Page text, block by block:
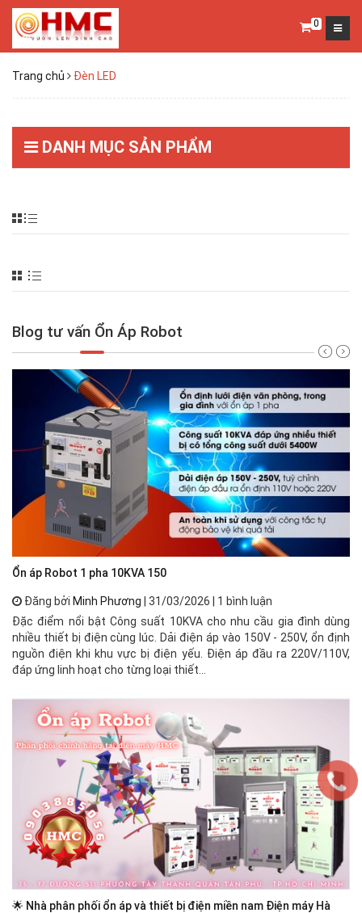
0
Trang chủ Đèn LED
DANH MỤC SẢN PHẨM
Blog tư vấn Ổn Áp Robot
Ổn áp Robot 1 pha 10KVA 150
Đăng bởi Minh Phương | 31/03/2026 | 1 bình luận
Đặc điểm nổi bật Công suất 10KVA cho nhu cầu gia đình dùng
nhiều thiết bị điện cùng lúc. Dải điện áp vào 150V - 250V, ổn định
nguồn điện khi khu vực bị điện yếu. Điện áp đầu ra 220V/110V,
đáp ứng linh hoạt cho từng loại thiết...
🌟 Nhà phân phối ổn áp và thiết bị điện miền nam Điện máy Hà